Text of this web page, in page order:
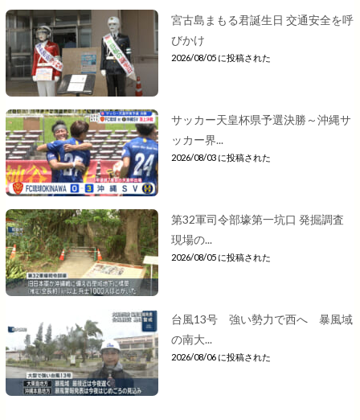
宮古島まもる君誕生日 交通安全を呼
びかけ
2026/08/05 に投稿された
サッカー天皇杯県予選決勝～沖縄サ
ッカー界...
2026/08/03 に投稿された
第32軍司令部壕第一坑口 発掘調査
現場の...
2026/08/05 に投稿された
台風13号 強い勢力で西へ 暴風域
の南大...
2026/08/06 に投稿された